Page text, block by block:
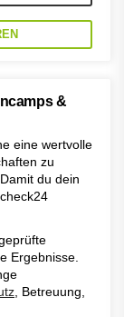
&
eine wertvolle
zu
du dein
Ergebnisse.
, Betreuung,